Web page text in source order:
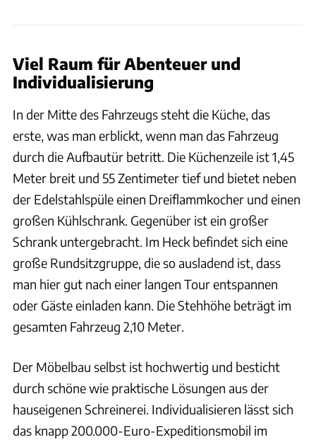
Viel Raum für Abenteuer und
Individualisierung
In der Mitte des Fahrzeugs steht die Küche, das
erste, was man erblickt, wenn man das Fahrzeug
durch die Aufbautür betritt. Die Küchenzeile ist 1,45
Meter breit und 55 Zentimeter tief und bietet neben
der Edelstahlspüle einen Dreiflammkocher und einen
großen Kühlschrank. Gegenüber ist ein großer
Schrank untergebracht. Im Heck befindet sich eine
große Rundsitzgruppe, die so ausladend ist, dass
man hier gut nach einer langen Tour entspannen
oder Gäste einladen kann. Die Stehhöhe beträgt im
gesamten Fahrzeug 2,10 Meter.
Der Möbelbau selbst ist hochwertig und besticht
durch schöne wie praktische Lösungen aus der
hauseigenen Schreinerei. Individualisieren lässt sich
das knapp 200.000-Euro-Expeditionsmobil im